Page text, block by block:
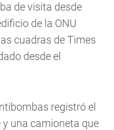
de visita desde
de la ONU
cuadras de Times
desde el
registró el
una camioneta que